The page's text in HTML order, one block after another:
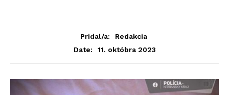
Pridal/a:
Redakcia
Date:
11. októbra 2023